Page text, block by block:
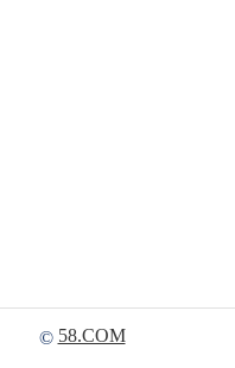
© 58.COM